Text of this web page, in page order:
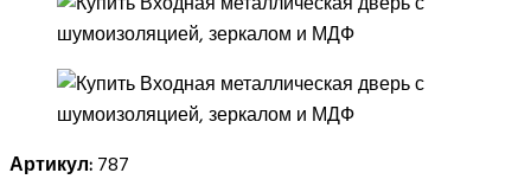
Артикул:787